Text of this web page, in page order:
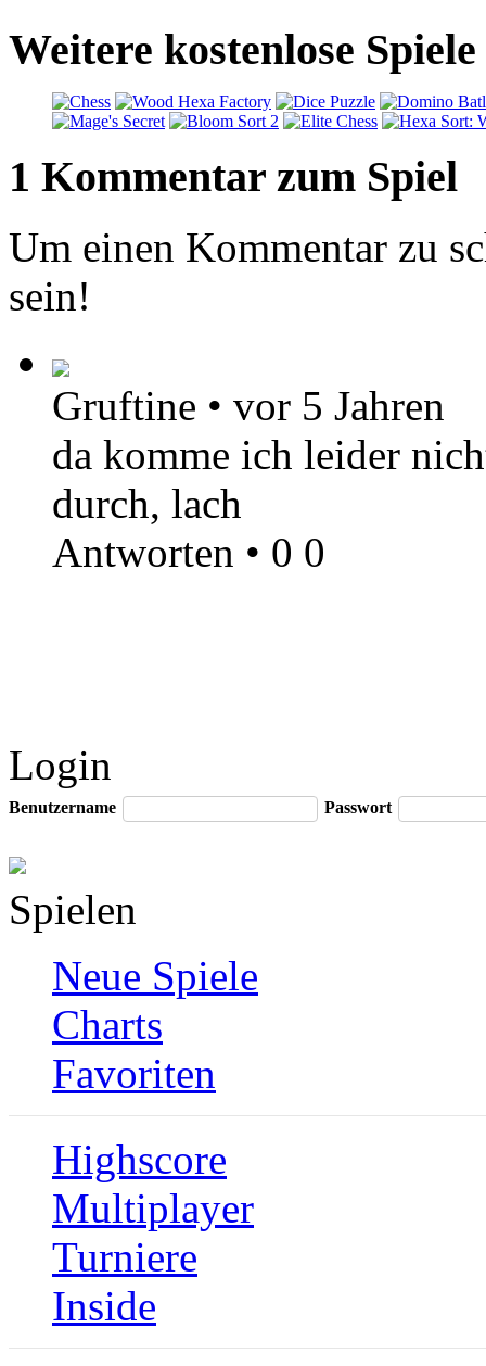
Weitere kostenlose
1 Kommentar zum Spiel
Um einen Kommentar zu
sein!
Gruftine • vor 5 Jahren
da komme ich leider
durch, lach
Antworten • 0 0
Login
Benutzername Passwort
Spielen
Neue Spiele
Charts
Favoriten
Highscore
Multiplayer
Turniere
Inside